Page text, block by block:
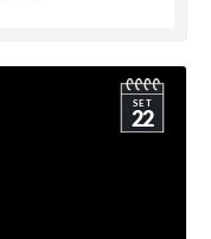
SET
22